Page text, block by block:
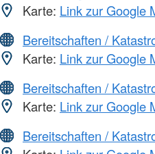
Karte: Link zur Google
Bereitschaften /
Karte: Link zur Google
Bereitschaften /
Karte: Link zur Google
Bereitschaften /